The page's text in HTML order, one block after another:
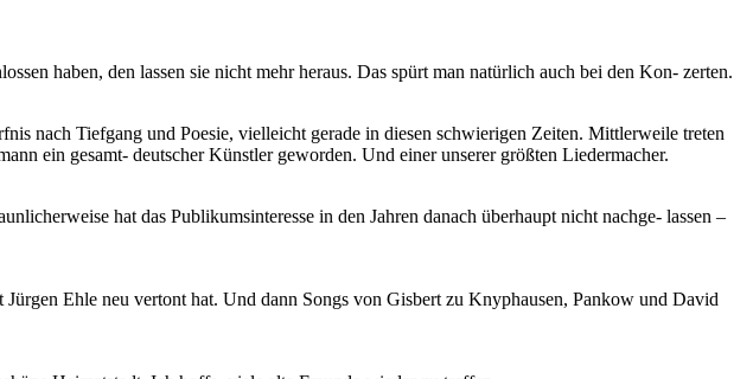
haben, den lassen sie nicht mehr heraus. Das spürt man natürlich auch bei den Kon- zerten.
nach Tiefgang und Poesie, vielleicht gerade in diesen schwierigen Zeiten. Mittlerweile treten
ein gesamt- deutscher Künstler geworden. Und einer unserer größten Liedermacher.
hat das Publikumsinteresse in den Jahren danach überhaupt nicht nachge- lassen –
Ehle neu vertont hat. Und dann Songs von Gisbert zu Knyphausen, Pankow und David